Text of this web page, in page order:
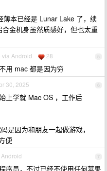
薄本已经是 Lunar Lake 了，续
金机身虽然质感好，但也太重
5
via Android 28
用 mac 都是因为穷
6
30, 2025
上学就 Mac OS ，工作后
是因为和朋友一起做游戏，
便
7
序员，不过已经不使用任何苹果